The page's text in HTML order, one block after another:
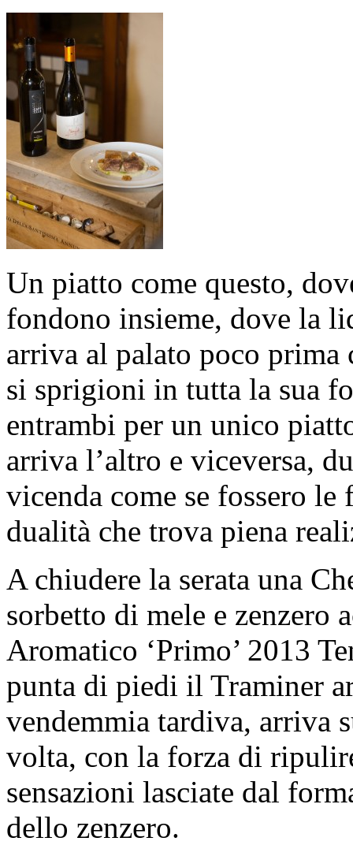
Un piatto come questo,
fondono insieme, dove la
arriva al palato poco prima
si sprigioni in tutta la sua
entrambi per un unico
arriva l’altro e viceversa,
vicenda come se fossero le
dualità che trova piena
A chiudere la serata una
sorbetto di mele e zenzero
Aromatico ‘Primo’ 2013
punta di piedi il Traminer
vendemmia tardiva, arriva
volta, con la forza di
sensazioni lasciate dal
dello zenzero.